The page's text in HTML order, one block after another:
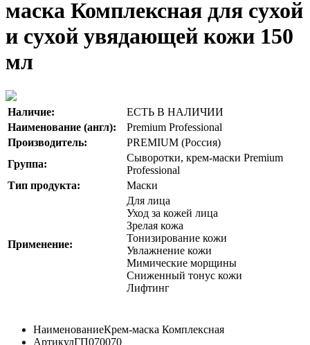
маска Комплексная для сухой
и сухой увядающей кожи 150
мл
Наличие:
ЕСТЬ В НАЛИЧИИ
Наименование (англ):
Premium Professional
Производитель:
PREMIUM (Россия)
Группа:
Сыворотки, крем-маски Premium
Professional
Тип продукта:
Маски
Применение:
Для лица
Уход за кожей лица
Зрелая кожа
Тонизирование кожи
Увлажнение кожи
Мимические морщины
Сниженный тонус кожи
Лифтинг
НаименованиеКрем-маска Комплексная
АртикулГП070070